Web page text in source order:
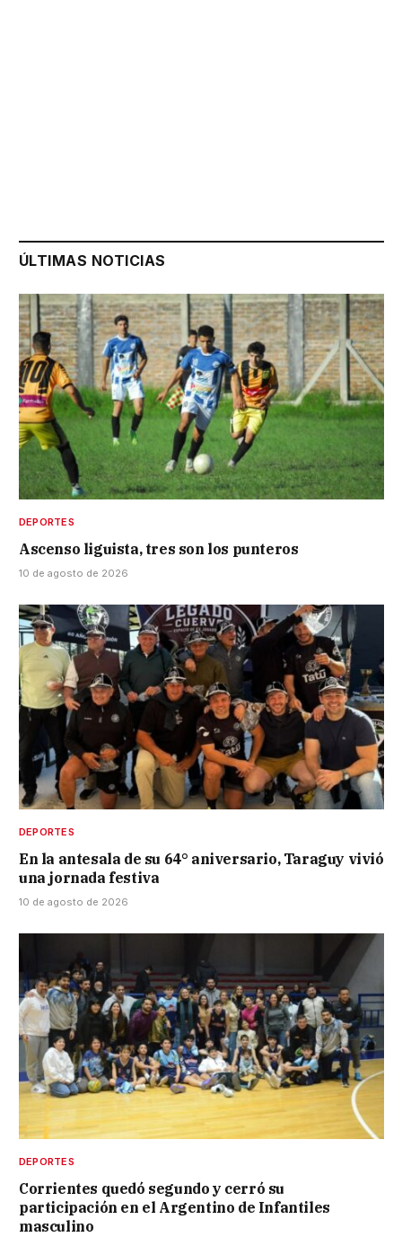
ÚLTIMAS NOTICIAS
DEPORTES
Ascenso liguista, tres son los punteros
10 de agosto de 2026
DEPORTES
En la antesala de su 64° aniversario, Taraguy vivió
una jornada festiva
10 de agosto de 2026
DEPORTES
Corrientes quedó segundo y cerró su
participación en el Argentino de Infantiles
masculino